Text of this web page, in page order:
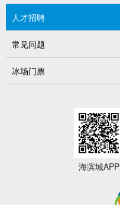
人才招聘
常见问题
冰场门票
海滨城APP